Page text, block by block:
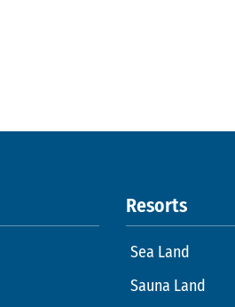
Resorts
Sea Land
Sauna Land